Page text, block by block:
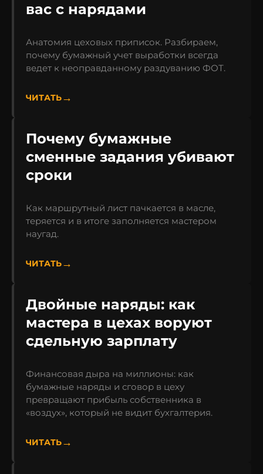
вас с нарядами
Анатомия цеховых приписок. Разбираем,
почему бумажный учет выработки всегда
ведет к неоправданному раздуванию ФОТ.
ЧИТАТЬ
Почему бумажные
сменные задания убивают
сроки
Как маршрутный лист пачкается в масле,
теряется и в итоге заполняется мастером
наугад.
ЧИТАТЬ
Двойные наряды: как
мастера в цехах воруют
сдельную зарплату
Финансовая дыра на миллионы: как
бумажные наряды и сговор в цеху
превращают прибыль собственника в
«воздух», который не видит бухгалтерия.
ЧИТАТЬ